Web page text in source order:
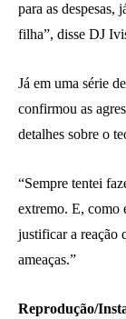
para as despesas,
filha”, disse DJ
Já em uma série
confirmou as
detalhes sobre o
“Sempre tentei
extremo. E, como
justificar a reação
ameaças.”
Reprodução/